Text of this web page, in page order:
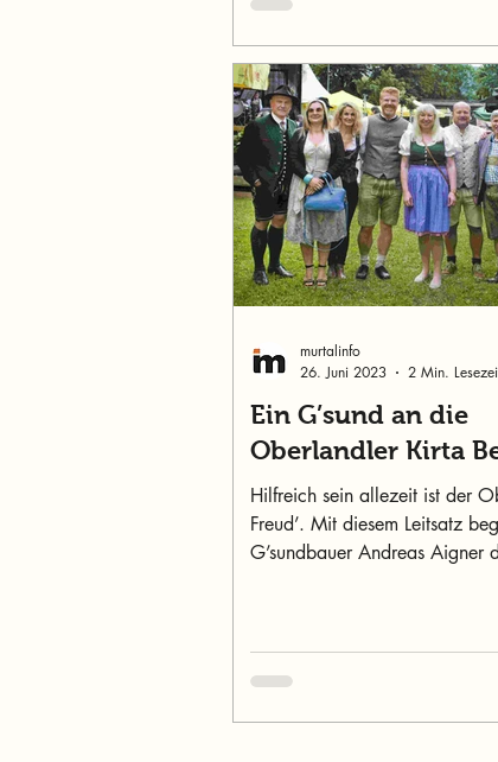
Ein G’sund an die
Oberlandler Kirta
Hilfreich sein allezeit ist der
Freud’. Mit diesem Leitsatz begrüßte
G’sundbauer Andreas Aigner
murtalinfo
26. Juni 2023
2 Min.